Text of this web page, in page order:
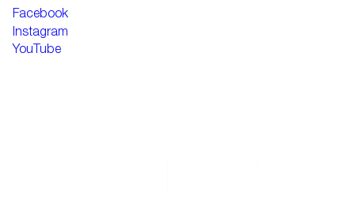
Facebook
Instagram
YouTube